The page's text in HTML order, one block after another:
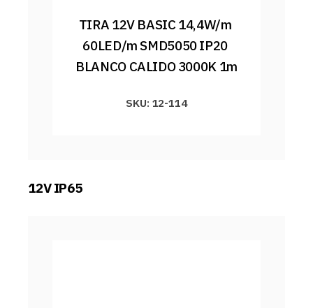
TIRA 12V BASIC 14,4W/m
60LED/m SMD5050 IP20
BLANCO CALIDO 3000K 1m
SKU: 12-114
12V IP65